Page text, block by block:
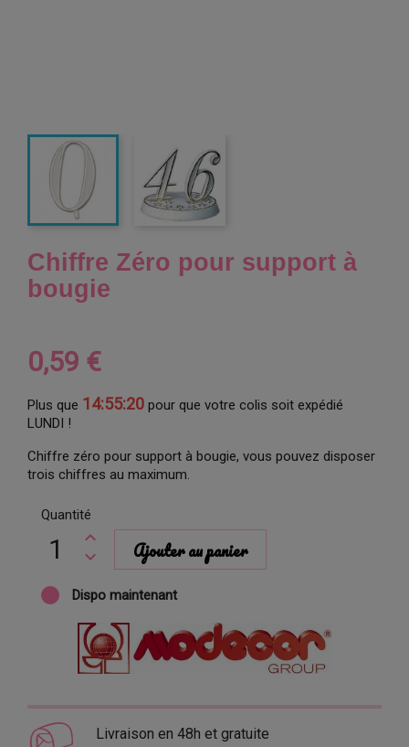
Chiffre Zéro pour support à
bougie
0,59 €
Plus que 14:55:19 pour que votre colis soit expédié
LUNDI !
Chiffre zéro pour support à bougie, vous pouvez disposer
trois chiffres au maximum.
Quantité
Ajouter au panier
Dispo maintenant
Livraison en 48h et gratuite